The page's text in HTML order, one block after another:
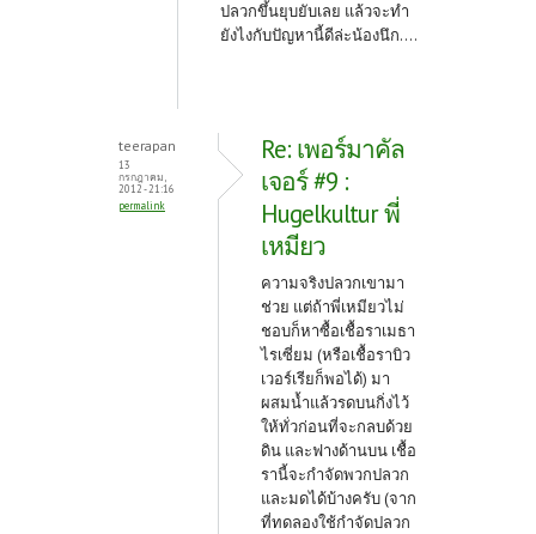
ปลวกขึ้นยุบยับเลย แล้วจะทำ
ยังไงกับปัญหานี้ดีล่ะน้องนึก....
teerapan
13
กรกฎาคม,
2012 - 21:16
permalink
Re: เพอร์มาคัล
เจอร์ #9 :
Hugelkultur พี่
เหมียว
ความจริงปลวกเขามา
ช่วย แต่ถ้าพี่เหมียวไม่
ชอบก็หาซื้อเชื้อราเมธา
ไรเซี่ยม (หรือเชื้อราบิว
เวอร์เรียก็พอได้) มา
ผสมน้ำแล้วรดบนกิ่งไว้
ให้ทั่วก่อนที่จะกลบด้วย
ดิน และฟางด้านบน เชื้อ
รานี้จะกำจัดพวกปลวก
และมดได้บ้างครับ (จาก
ที่ทดลองใช้กำจัดปลวก